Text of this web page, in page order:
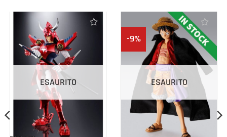
Aggiungi alla lista dei desideri
ESAURITO
-9%
Aggiungi alla lista dei desideri
ESAURITO